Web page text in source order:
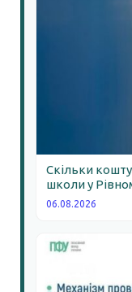
Скільки
школи у
06.08.2026